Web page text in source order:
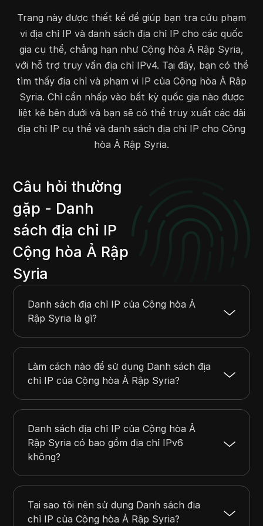
89.33.56.0
89.33.63.255
2048
89.33.224.0
89.33.231.255
2048
89.34.162.0
89.34.163.255
512
89.41.138.0
89.41.143.255
1536
89.45.128.0
89.45.143.255
4096
89.47.80.0
89.47.87.255
2048
83.150.200.0
83.150.203.255
1024
90.153.128.0
90.153.255.255
32768
93.113.167.255
93.114.208.0
93.114.215.255
91.144.0.0
91.144.63.255
94.47.0.0
94.47.255.255
94.102.80.0
94.102.87.255
94.252.128.0
4096
94.141.192.0
Trang này được thiết kế để giúp bạn tra cứu phạm
vi địa chỉ IP và danh sách địa chỉ IP cho các quốc
gia cụ thể, chẳng hạn như Cộng hòa Ả Rập Syria,
với hỗ trợ truy vấn địa chỉ IPv4. Tại đây, bạn có thể
tìm thấy địa chỉ và phạm vi IP của Cộng hòa Ả Rập
Syria. Chỉ cần nhấp vào bất kỳ quốc gia nào được
liệt kê bên dưới và bạn sẽ có thể truy xuất các dải
địa chỉ IP cụ thể và danh sách địa chỉ IP cho Cộng
hòa Ả Rập Syria.
Câu hỏi thường
gặp - Danh
sách địa chỉ IP
Cộng hòa Ả Rập
Syria
Danh sách địa chỉ IP của Cộng hòa Ả
Rập Syria là gì?
Làm cách nào để sử dụng Danh sách địa
chỉ IP của Cộng hòa Ả Rập Syria?
Danh sách địa chỉ IP của Cộng hòa Ả
Rập Syria có bao gồm địa chỉ IPv6
không?
Tại sao tôi nên sử dụng Danh sách địa
chỉ IP của Cộng hòa Ả Rập Syria?